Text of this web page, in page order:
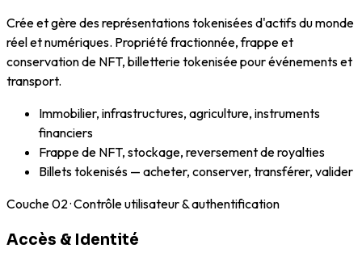
Crée et gère des représentations tokenisées d'actifs du monde
réel et numériques. Propriété fractionnée, frappe et
conservation de NFT, billetterie tokenisée pour événements et
transport.
Immobilier, infrastructures, agriculture, instruments
financiers
Frappe de NFT, stockage, reversement de royalties
Billets tokenisés — acheter, conserver, transférer, valider
Couche02·Contrôle utilisateur & authentification
Accès & Identité